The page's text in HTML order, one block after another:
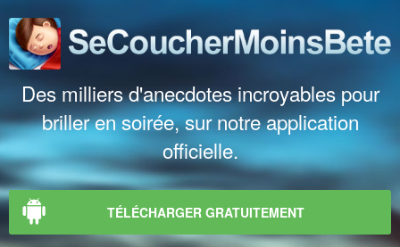
Des milliers d'anecdotes incroyables pour
briller en soirée, sur notre application
officielle.
TÉLÉCHARGER GRATUITEMENT